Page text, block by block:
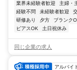
業界未経験者歓迎 主婦・
経験不問
未経験者歓迎
研修あり
夕方 ブランク
ピアスOK
土日祝休み
同じ企業の求人
アルバイ